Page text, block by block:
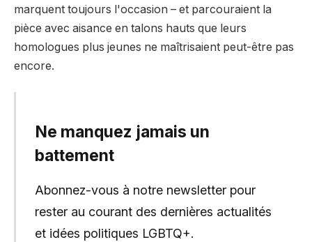
marquent toujours l'occasion – et parcouraient la
pièce avec aisance en talons hauts que leurs
homologues plus jeunes ne maîtrisaient peut-être pas
encore.
Ne manquez jamais un
battement
Abonnez-vous à notre newsletter pour
rester au courant des dernières actualités
et idées politiques LGBTQ+.